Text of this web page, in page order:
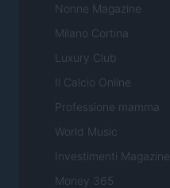
Nonne Magazine
Milano Cortina
Luxury Club
Il Calcio Online
Professione mamma
World Music
Investimenti Magazine
Money 365